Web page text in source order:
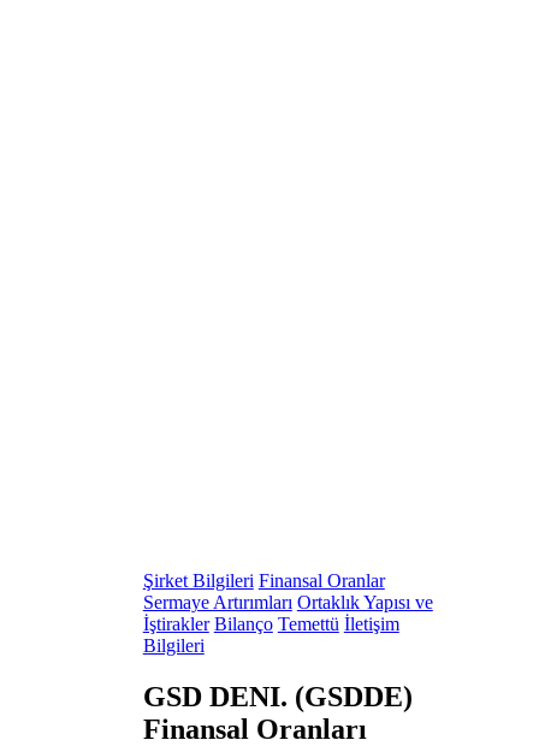
Şirket Bilgileri Finansal Oranlar
Sermaye Artırımları Ortaklık Yapısı ve
İştirakler Bilanço Temettü İletişim
Bilgileri
GSD DENI. (GSDDE)
Finansal Oranları